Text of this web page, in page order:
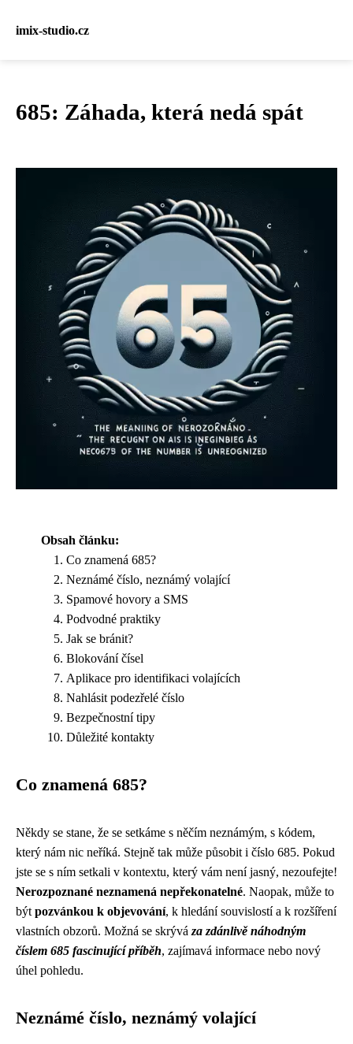
imix-studio.cz
685: Záhada, která nedá spát
Obsah článku:
Co znamená 685?
Neznámé číslo, neznámý volající
Spamové hovory a SMS
Podvodné praktiky
Jak se bránit?
Blokování čísel
Aplikace pro identifikaci volajících
Nahlásit podezřelé číslo
Bezpečnostní tipy
Důležité kontakty
Co znamená 685?
Někdy se stane, že se setkáme s něčím neznámým, s kódem,
který nám nic neříká. Stejně tak může působit i číslo 685. Pokud
jste se s ním setkali v kontextu, který vám není jasný, nezoufejte!
Nerozpoznané neznamená nepřekonatelné. Naopak, může to
být pozvánkou k objevování, k hledání souvislostí a k rozšíření
vlastních obzorů. Možná se skrývá za zdánlivě náhodným
číslem 685 fascinující příběh, zajímavá informace nebo nový
úhel pohledu.
Neznámé číslo, neznámý volající